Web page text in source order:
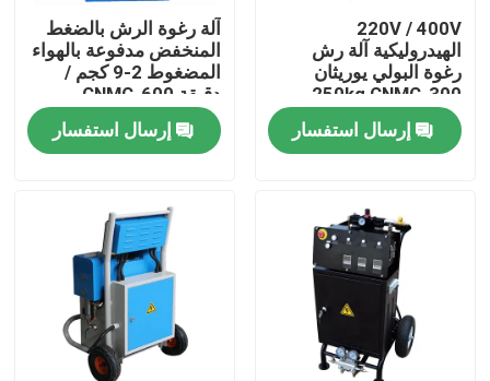
ضبط الجودة
اتصل بنا
طلب اقتباس
Hightop Mini Excavator
حفر هيدروليكي صغير
220V / 400V
الهيدروليكية آلة رش
رغوة البولي يوريثان
250kg CNMC-300
إرسال استفسار
آلة رغوة الرش بالضغط
المنخفض مدفوعة بالهواء
المضغوط 2-9 كجم /
دقيقة CNMC-600
إرسال استفسار